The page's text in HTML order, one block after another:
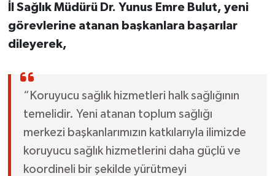
İl Sağlık Müdürü Dr. Yunus Emre Bulut, yeni
görevlerine atanan başkanlara başarılar
dileyerek,
“Koruyucu sağlık hizmetleri halk sağlığının
temelidir. Yeni atanan toplum sağlığı
merkezi başkanlarımızın katkılarıyla ilimizde
koruyucu sağlık hizmetlerini daha güçlü ve
koordineli bir şekilde yürütmeyi